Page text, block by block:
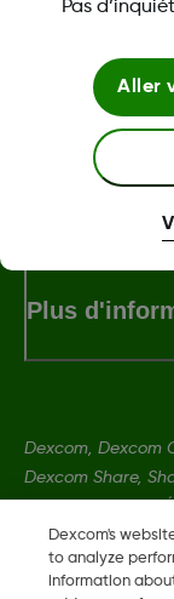
LBL014350 Rev
Termes et
Plus
Dexcom, Dexcom
Dexcom Share,
d'autres pays.
Dexcom's
to analyze
information
Pas
Aller